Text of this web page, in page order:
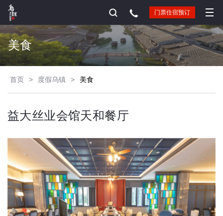
门票住宿预订
美食
首页 > 度假乌镇 > 美食
益大丝业会馆天和餐厅